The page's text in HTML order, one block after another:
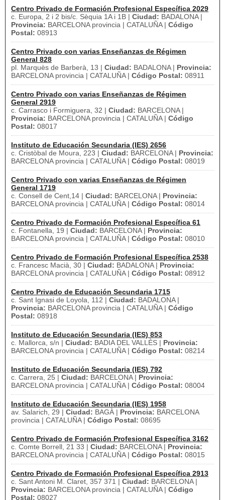
Centro Privado de Formación Profesional Específica 2029
c. Europa, 2 i 2 bis/c. Sèquia 1A i 1B | Ciudad: BADALONA |
Provincia: BARCELONA provincia | CATALUÑA | Código
Postal: 08913
Centro Privado con varias Enseñanzas de Régimen
General 828
pl. Marquès de Barberà, 13 | Ciudad: BADALONA | Provincia:
BARCELONA provincia | CATALUÑA | Código Postal: 08911
Centro Privado con varias Enseñanzas de Régimen
General 2919
c. Carrasco i Formiguera, 32 | Ciudad: BARCELONA |
Provincia: BARCELONA provincia | CATALUÑA | Código
Postal: 08017
Instituto de Educación Secundaria (IES) 2656
c. Cristòbal de Moura, 223 | Ciudad: BARCELONA | Provincia:
BARCELONA provincia | CATALUÑA | Código Postal: 08019
Centro Privado con varias Enseñanzas de Régimen
General 1719
c. Consell de Cent,14 | Ciudad: BARCELONA | Provincia:
BARCELONA provincia | CATALUÑA | Código Postal: 08014
Centro Privado de Formación Profesional Específica 61
c. Fontanella, 19 | Ciudad: BARCELONA | Provincia:
BARCELONA provincia | CATALUÑA | Código Postal: 08010
Centro Privado de Formación Profesional Específica 2538
c. Francesc Macià, 30 | Ciudad: BADALONA | Provincia:
BARCELONA provincia | CATALUÑA | Código Postal: 08912
Centro Privado de Educación Secundaria 1715
c. Sant Ignasi de Loyola, 112 | Ciudad: BADALONA |
Provincia: BARCELONA provincia | CATALUÑA | Código
Postal: 08918
Instituto de Educación Secundaria (IES) 853
c. Mallorca, s/n | Ciudad: BADIA DEL VALLÈS | Provincia:
BARCELONA provincia | CATALUÑA | Código Postal: 08214
Instituto de Educación Secundaria (IES) 792
c. Carrera, 25 | Ciudad: BARCELONA | Provincia:
BARCELONA provincia | CATALUÑA | Código Postal: 08004
Instituto de Educación Secundaria (IES) 1958
av. Salarich, 29 | Ciudad: BAGÀ | Provincia: BARCELONA
provincia | CATALUÑA | Código Postal: 08695
Centro Privado de Formación Profesional Específica 3162
c. Comte Borrell, 21 33 | Ciudad: BARCELONA | Provincia:
BARCELONA provincia | CATALUÑA | Código Postal: 08015
Centro Privado de Formación Profesional Específica 2913
c. Sant Antoni M. Claret, 357 371 | Ciudad: BARCELONA |
Provincia: BARCELONA provincia | CATALUÑA | Código
Postal: 08027